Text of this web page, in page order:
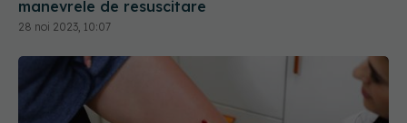
manevrele de resuscitare
28 noi 2023, 10:07